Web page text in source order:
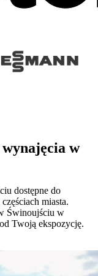
w
dostępne do
miasta.
Świnoujściu w
Twoją ekspozycję.